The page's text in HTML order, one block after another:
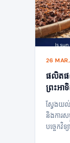
26
ផលិតផ
ព្រះអា
ស្វែងយល់
និងការ
បច្ចេកវិ